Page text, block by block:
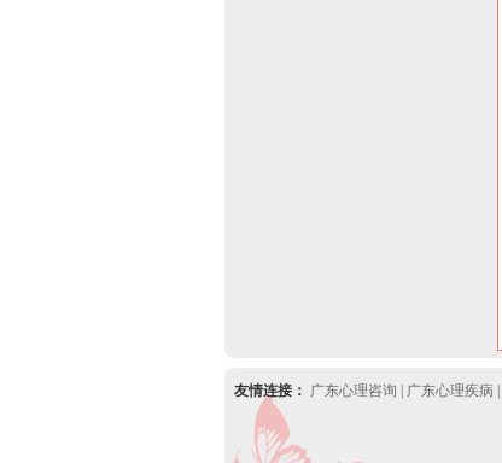
友情连接： 广东心理咨询 广东心理疾病